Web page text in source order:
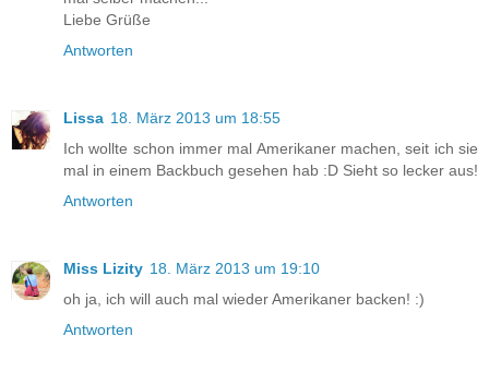
Liebe Grüße
Antworten
Lissa 18. März 2013 um 18:55
Ich wollte schon immer mal Amerikaner machen, seit ich sie
mal in einem Backbuch gesehen hab :D Sieht so lecker aus!
Antworten
Miss Lizity 18. März 2013 um 19:10
oh ja, ich will auch mal wieder Amerikaner backen! :)
Antworten